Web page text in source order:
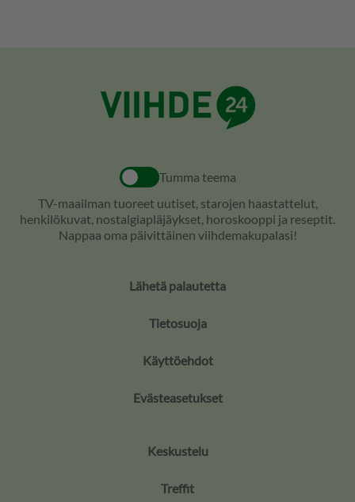
Tumma teema
TV-maailman tuoreet uutiset, starojen haastattelut,
henkilökuvat, nostalgiapläjäykset, horoskooppi ja reseptit.
Nappaa oma päivittäinen viihdemakupalasi!
Lähetä palautetta
Tietosuoja
Käyttöehdot
Evästeasetukset
Keskustelu
Treffit